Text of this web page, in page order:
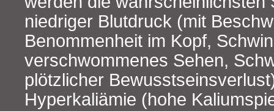
niedriger Blutdruck (mit
Benommenheit im Kopf,
verschwommenes Sehen,
plötzlicher
Hyperkaliämie (hohe